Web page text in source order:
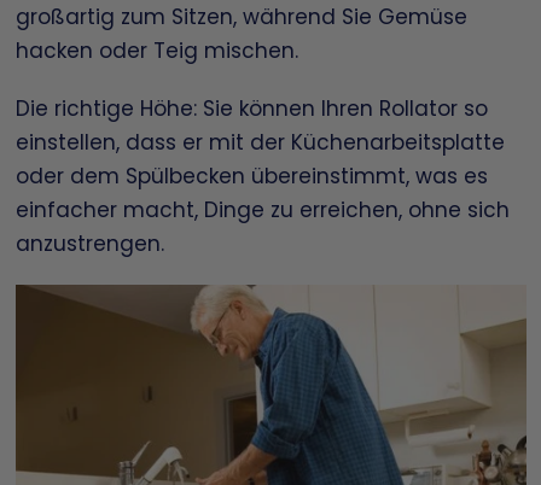
großartig zum Sitzen, während Sie Gemüse
hacken oder Teig mischen.
Die richtige Höhe: Sie können Ihren Rollator so
einstellen, dass er mit der Küchenarbeitsplatte
oder dem Spülbecken übereinstimmt, was es
einfacher macht, Dinge zu erreichen, ohne sich
anzustrengen.